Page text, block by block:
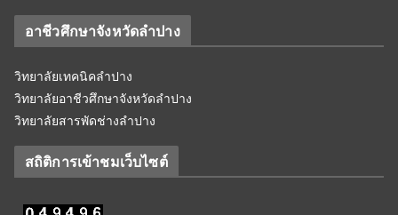
อาชีวศึกษาจังหวัดลำปาง
วิทยาลัยเทคนิคลำปาง
วิทยาลัยอาชีวศึกษาจังหวัดลำปาง
วิทยาลัยสารพัดช่างลำปาง
สถิติการเข้าชมเว็บไซต์